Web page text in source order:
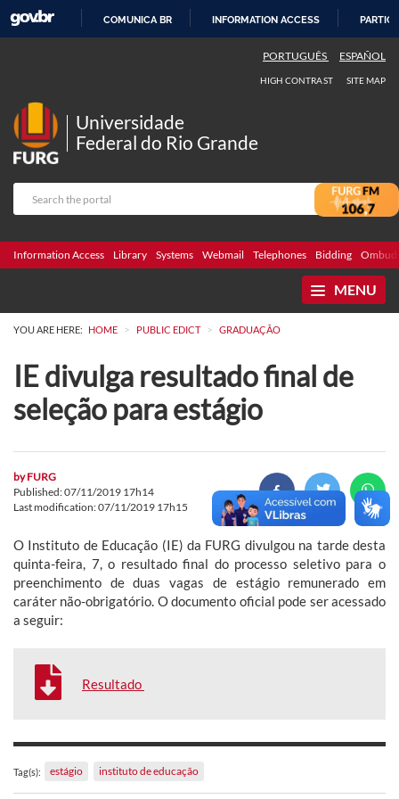
COMUNICA BR INFORMATION ACCESS
PORTUGUÊS ESPAÑOL
HIGH CONTRAST SITE MAP
Universidade
Federal do Rio Grande
Information Access Library Systems Webmail Telephones Bidding
MENU
YOU ARE HERE: HOME > PUBLIC EDICT > GRADUAÇÃO
IE divulga resultado final de
seleção para estágio
byFURG
Published: 07/11/2019 17h14
Last modification: 07/11/2019 17h15
O Instituto de Educação (IE) da FURG divulgou na tarde desta
quinta-feira, 7, o resultado final do processo seletivo para o
preenchimento de duas vagas de estágio remunerado em
caráter não-obrigatório. O documento oficial pode ser acessado
a seguir:
Resultado
Tag(s): estágio instituto de educação